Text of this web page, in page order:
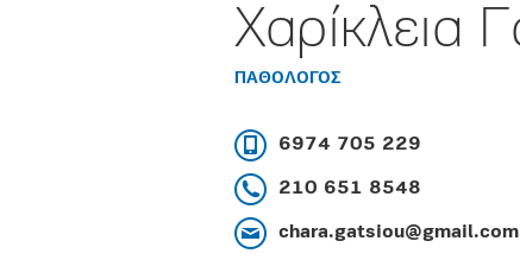
Χαρίκλεια
ΠΑΘΟΛΟΓΟΣ
6974 705 229
210 651 8548
chara.gatsiou@gmail.com